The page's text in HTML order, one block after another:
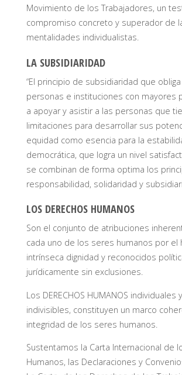
Movimiento de los Trabajadores, un
compromiso concreto y superador de
mentalidades individualistas.
LA SUBSIDIARIDAD
“El principio de subsidiaridad que
personas e instituciones con mayores
a apoyar y asistir a las personas que
limitaciones para desarrollar sus
equidad como esencia para la
democrática, que logra un nivel
se combinan de forma optima los
responsabilidad, solidaridad y
LOS DERECHOS HUMANOS
Son el conjunto de atribuciones
cada uno de los seres humanos por el
intrínseca dignidad y reconocidos
jurídicamente sin exclusiones.
Los DERECHOS HUMANOS
indivisibles, constituyen un marco
integridad de los seres humanos.
Sustentamos la Carta Internacional de
Humanos, las Declaraciones y